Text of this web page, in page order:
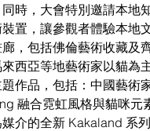
時，大會特別邀請本地
置，讓參觀者體驗本地
，包括佛倫藝術收藏及
西亞等地藝術家以貓為
作品，包括：中國藝術
融合霓虹風格與貓咪元
介的全新 Kakaland 系列